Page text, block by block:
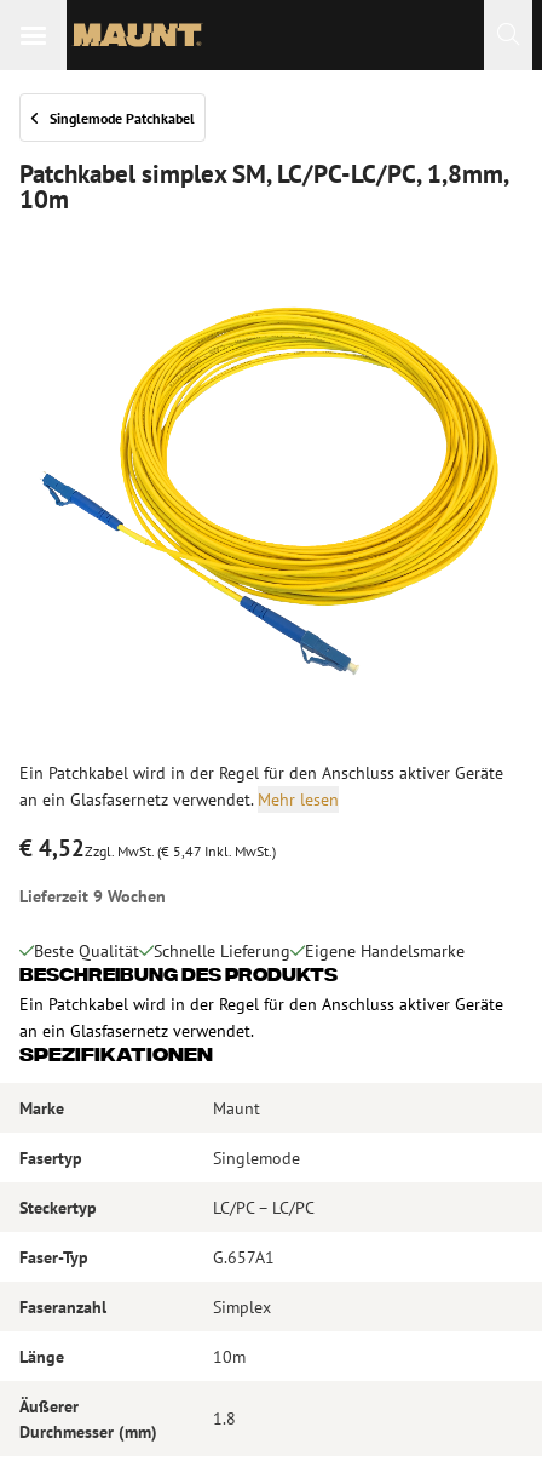
Singlemode Patchkabel
Patchkabel simplex SM, LC/PC-LC/PC, 1,8mm,
10m
Ein Patchkabel wird in der Regel für den Anschluss aktiver Geräte
an ein Glasfasernetz verwendet. Mehr lesen
€ 4,52Zzgl. MwSt. (€ 5,47 Inkl. MwSt.)
Lieferzeit 9 Wochen
Beste Qualität Schnelle Lieferung Eigene Handelsmarke
Beschreibung des Produkts
Ein Patchkabel wird in der Regel für den Anschluss aktiver Geräte
an ein Glasfasernetz verwendet.
Spezifikationen
Marke Maunt
Fasertyp Singlemode
Steckertyp LC/PC – LC/PC
Faser-Typ G.657A1
Faseranzahl Simplex
Länge 10m
Äußerer
Durchmesser (mm)
1.8